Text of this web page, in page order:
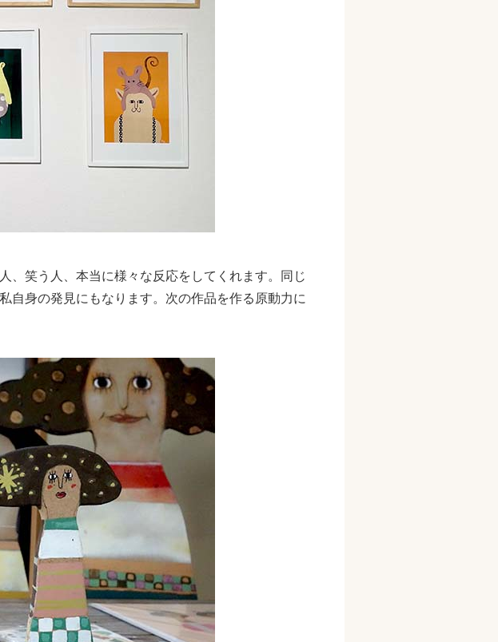
、笑う人、本当に様々な反応をしてくれます。同じ
自身の発見にもなります。次の作品を作る原動力に